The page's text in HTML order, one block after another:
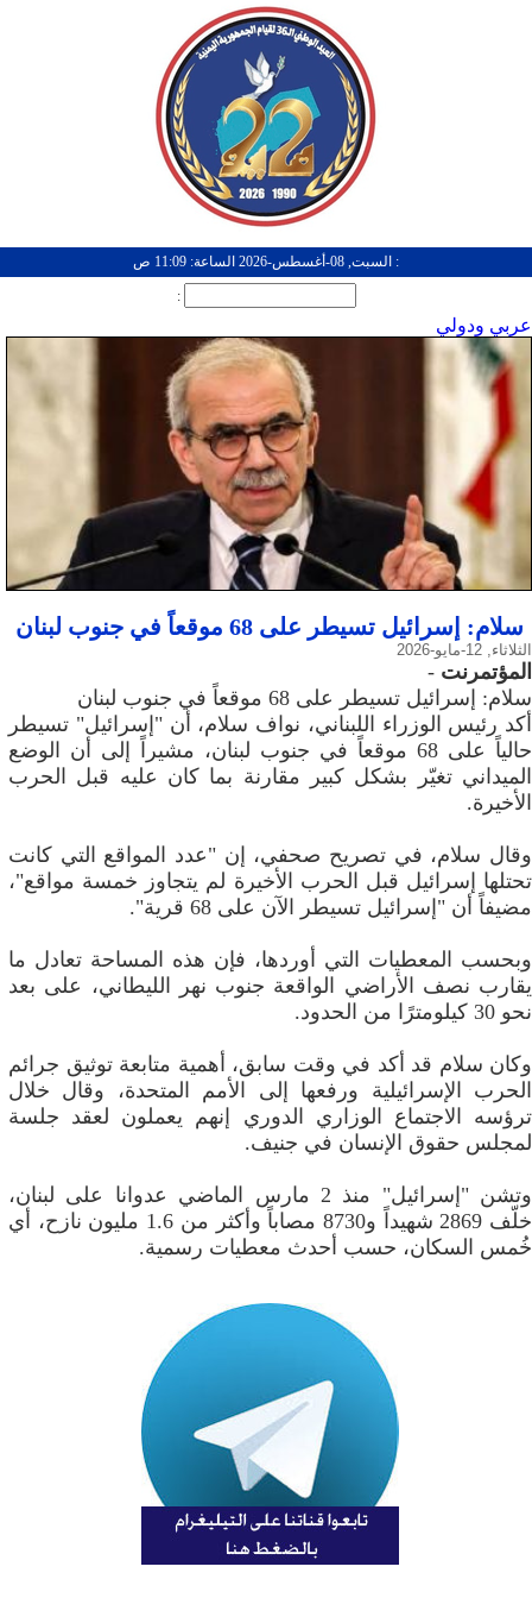
: السبت, 08-أغسطس-2026 الساعة: 11:09 ص
:
عربي ودولي
سلام: إسرائيل تسيطر على 68 موقعاً في جنوب لبنان
الثلاثاء, 12-مايو-2026
المؤتمرنت -
سلام: إسرائيل تسيطر على 68 موقعاً في جنوب لبنان
أكد رئيس الوزراء اللبناني، نواف سلام، أن "إسرائيل" تسيطر
حالياً على 68 موقعاً في جنوب لبنان، مشيراً إلى أن الوضع
الميداني تغيّر بشكل كبير مقارنة بما كان عليه قبل الحرب
الأخيرة.
وقال سلام، في تصريح صحفي، إن "عدد المواقع التي كانت
تحتلها إسرائيل قبل الحرب الأخيرة لم يتجاوز خمسة مواقع"،
مضيفاً أن "إسرائيل تسيطر الآن على 68 قرية".
وبحسب المعطيات التي أوردها، فإن هذه المساحة تعادل ما
يقارب نصف الأراضي الواقعة جنوب نهر الليطاني، على بعد
نحو 30 كيلومترًا من الحدود.
وكان سلام قد أكد في وقت سابق، أهمية متابعة توثيق جرائم
الحرب الإسرائيلية ورفعها إلى الأمم المتحدة، وقال خلال
ترؤسه الاجتماع الوزاري الدوري إنهم يعملون لعقد جلسة
لمجلس حقوق الإنسان في جنيف.
وتشن "إسرائيل" منذ 2 مارس الماضي عدوانا على لبنان،
خلّف 2869 شهيداً و8730 مصاباً وأكثر من 1.6 مليون نازح، أي
خُمس السكان، حسب أحدث معطيات رسمية.